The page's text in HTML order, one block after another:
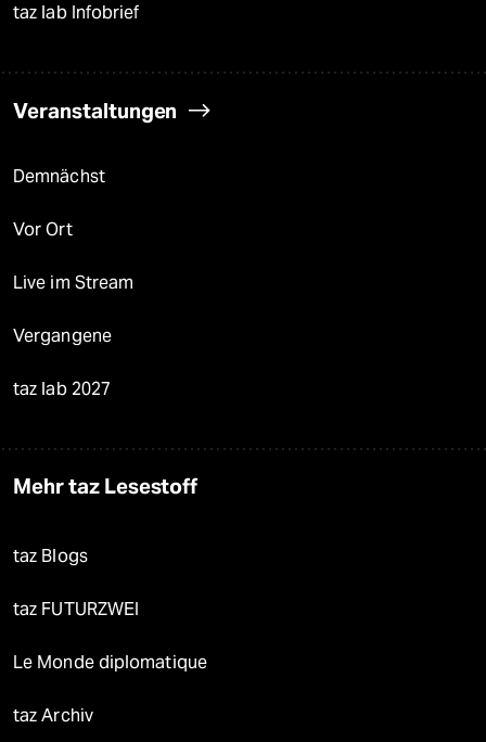
taz lab Infobrief
Veranstaltungen
Demnächst
Vor Ort
Live im Stream
Vergangene
taz lab 2027
Mehr taz Lesestoff
taz Blogs
taz FUTURZWEI
Le Monde diplomatique
taz Archiv